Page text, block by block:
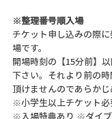
※整理番号順入場
チケット申し込みの際
場です。
開場時刻の【15分前】
下さい。それより前の
頂けませんのであらかじ
※小学生以上チケット必
※入場特典あり ※ダイ